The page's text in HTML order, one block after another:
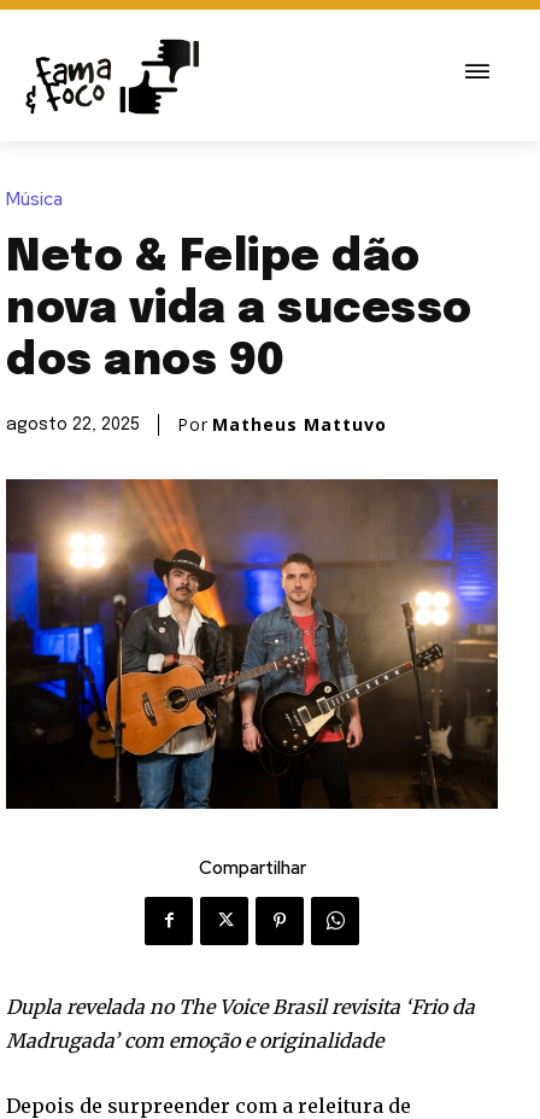
Música
Neto & Felipe dão
nova vida a sucesso
dos anos 90
agosto 22, 2025 Por Matheus Mattuvo
Compartilhar
Dupla revelada no The Voice Brasil revisita ‘Frio da
Madrugada’ com emoção e originalidade
Depois de surpreender com a releitura de